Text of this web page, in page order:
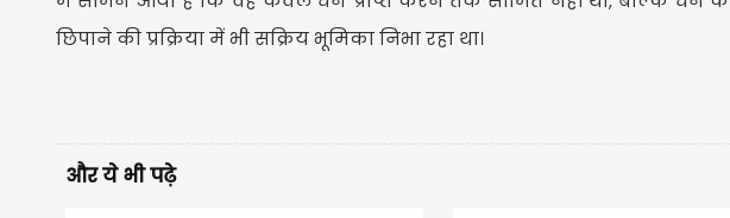
छिपाने की प्रक्रिया में भी सक्रिय भूमिका निभा रहा था।
और ये भी पढ़े